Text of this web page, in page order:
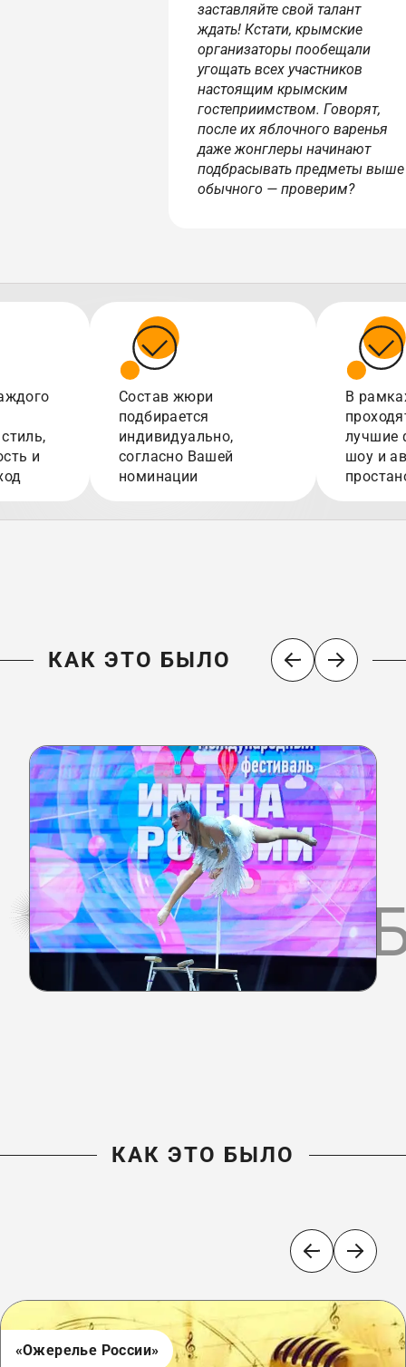
заставляйте свой талант
ждать! Кстати, крымские
организаторы пообещали
угощать всех участников
настоящим крымским
гостеприимством. Говорят,
после их яблочного варенья
даже жонглеры начинают
подбрасывать предметы выше
обычного — проверим?
и
Состав жюри
подбирается
индивидуально,
согласно Вашей
номинации
В
лучшие
шоу и
КАК ЭТО БЫЛО
КАК ЭТО
КАК ЭТО БЫЛО
«Ожерелье России»